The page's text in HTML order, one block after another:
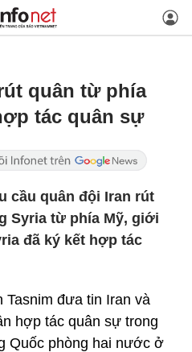
quân từ phía
tác quân sự
cầu quân đội Iran rút
Syria từ phía Mỹ, giới
đã ký kết hợp tác
Tasnim đưa tin Iran và
hợp tác quân sự trong
Quốc phòng hai nước ở